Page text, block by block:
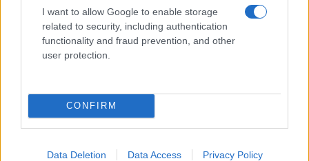
I want to allow Google to enable storage
related to security, including authentication
functionality and fraud prevention, and other
user protection.
CONFIRM
Data Deletion Data Access Privacy Policy